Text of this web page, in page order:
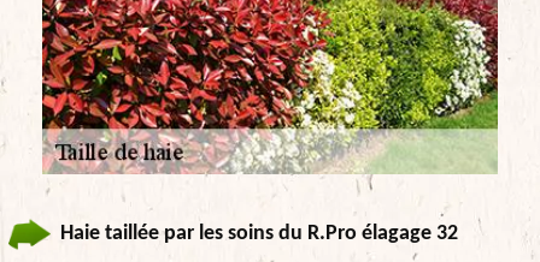
Haie taillée par les soins du R.Pro élagage 32